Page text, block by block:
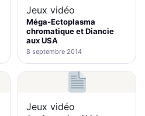
Jeux vidéo
Méga-Ectoplasma
chromatique et Diancie
aux USA
8 septembre 2014
Jeux vidéo